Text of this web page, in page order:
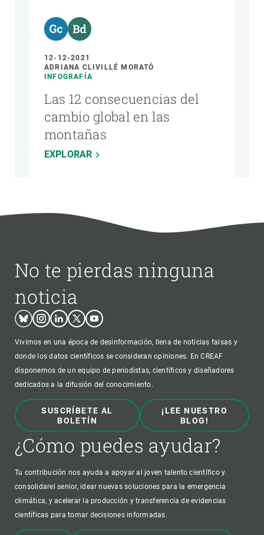
12-12-2021
ADRIANA CLIVILLÉ MORATÓ
INFOGRAFÍA
Las 12 consecuencias del
cambio global en las
montañas
EXPLORAR
No te pierdas ninguna
noticia
BlueskyInstagram
LinkedinTwitterYoutube
Vivimos en una época de desinformación, llena de noticias falsas y
donde los datos científicos se consideran opiniones. En CREAF
disponemos de un equipo de periodistas, científicos y diseñadores
dedicados a la difusión del conocimiento.
SUSCRÍBETE AL
BOLETÍN
¡LEE NUESTRO
BLOG!
¿Cómo puedes ayudar?
Tu contribución nos ayuda a apoyar al joven talento científico y
consolidarel senior, idear nuevas soluciones para la emergencia
climática, y acelerar la producción y transferencia de evidencias
científicas para tomar decisiones informadas.